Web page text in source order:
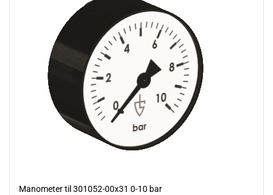
Manometer til 301052-00x31 0-10 bar